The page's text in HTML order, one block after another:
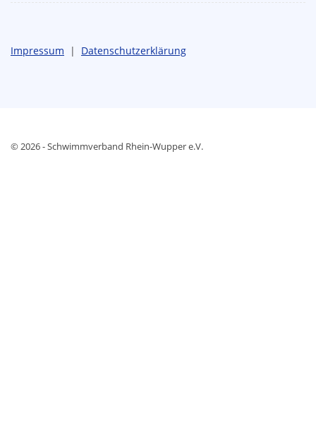
Impressum | Datenschutzerklärung
© 2026 - Schwimmverband Rhein-Wupper e.V.